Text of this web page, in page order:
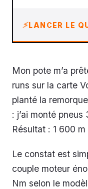
LANCER LE
Mon pote m’a
runs sur la carte
planté la
: j’ai monté
Résultat : 1 600 m
Le constat est
couple moteur
Nm selon le